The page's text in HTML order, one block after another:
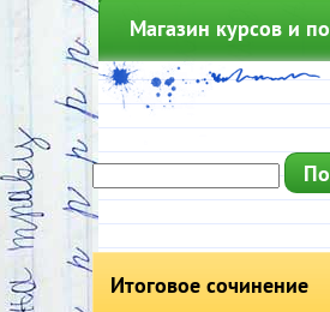
Магазин курсов и
Итоговое сочинение